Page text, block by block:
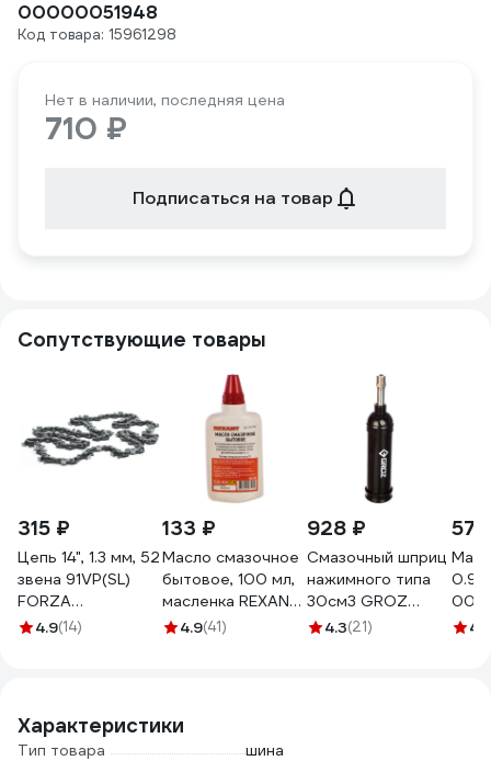
00000051948
Код товара: 15961298
Нет в наличии, последняя цена
710 ₽
Подписаться на товар
Сопутствующие товары
315 ₽
Цепь 14", 1.3 мм, 52
звена 91VP(SL)
FORZA
FZ01.07.05.004
4.9(14)
133 ₽
Масло смазочное
бытовое, 100 мл,
масленка REXANT
09-3941
4.9(41)
928 ₽
Смазочный шприц
нажимного типа
30см3 GROZ
GR43100 - G6P
4.3(21)
4.8
Характеристики
Тип товара
шина